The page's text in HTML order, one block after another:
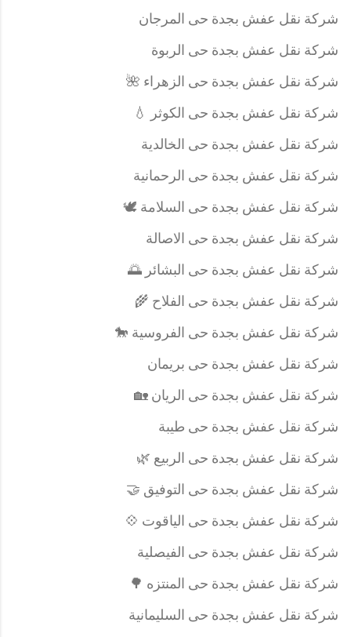
شركة نقل عفش بجدة حى المرجان
شركة نقل عفش بجدة حى الربوة
شركة نقل عفش بجدة حى الزهراء 🌺
شركة نقل عفش بجدة حى الكوثر 💧
شركة نقل عفش بجدة حى الخالدية
شركة نقل عفش بجدة حى الرحمانية
شركة نقل عفش بجدة حى السلامة 🕊️
شركة نقل عفش بجدة حى الاصالة
شركة نقل عفش بجدة حى البشائر 🌅
شركة نقل عفش بجدة حى الفلاح 🌾
شركة نقل عفش بجدة حى الفروسية 🐎
شركة نقل عفش بجدة حى بريمان
شركة نقل عفش بجدة حى الريان 🏡
شركة نقل عفش بجدة حى طيبة
شركة نقل عفش بجدة حى الربيع 🌿
شركة نقل عفش بجدة حى التوفيق 🤝
شركة نقل عفش بجدة حى الياقوت 💠
شركة نقل عفش بجدة حى الفيصلية
شركة نقل عفش بجدة حى المنتزه 🌳
شركة نقل عفش بجدة حى السليمانية